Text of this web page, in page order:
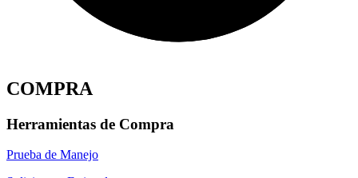
COMPRA
Herramientas de Compra
Prueba de Manejo